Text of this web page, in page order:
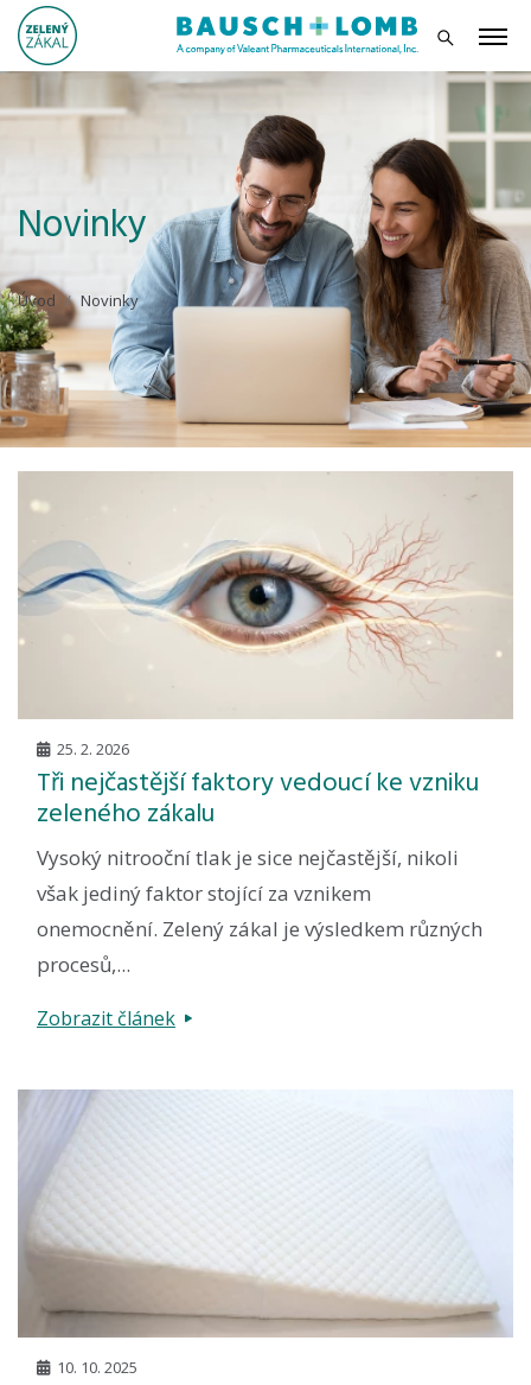
Novinky
Úvod Novinky
25. 2. 2026
Tři nejčastější faktory vedoucí ke vzniku
zeleného zákalu
Vysoký nitrooční tlak je sice nejčastější, nikoli
však jediný faktor stojící za vznikem
onemocnění. Zelený zákal je výsledkem různých
procesů,...
Zobrazit článek
10. 10. 2025